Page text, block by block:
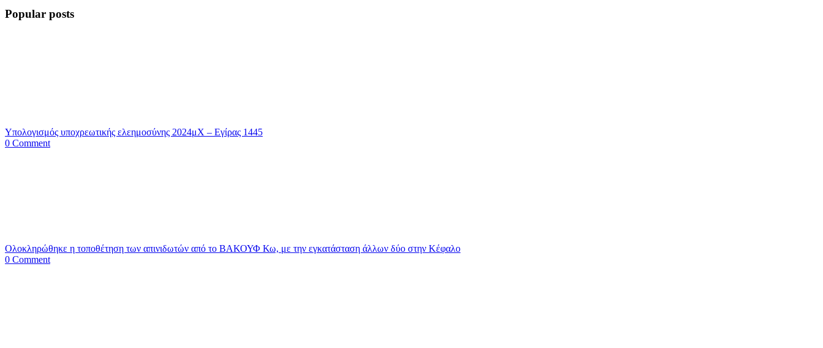
Popular posts
Υπολογισμός υποχρεωτικής ελεημοσύνης 2024μΧ – Εγίρας 1445
0 Comment
Ολοκληρώθηκε η τοποθέτηση των απινιδωτών από το ΒΑΚΟΥΦ Κω, με την εγκατάσταση άλλων δύο στην Κέφαλο
0 Comment